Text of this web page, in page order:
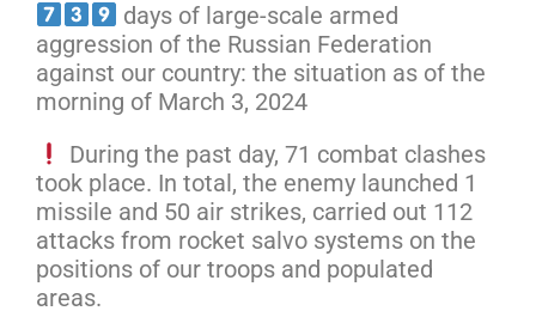
days of large-scale armed
aggression of the Russian Federation
against our country: the situation as of the
morning of March 3, 2024
During the past day, 71 combat clashes
took place. In total, the enemy launched 1
missile and 50 air strikes, carried out 112
attacks from rocket salvo systems on the
positions of our troops and populated
areas.